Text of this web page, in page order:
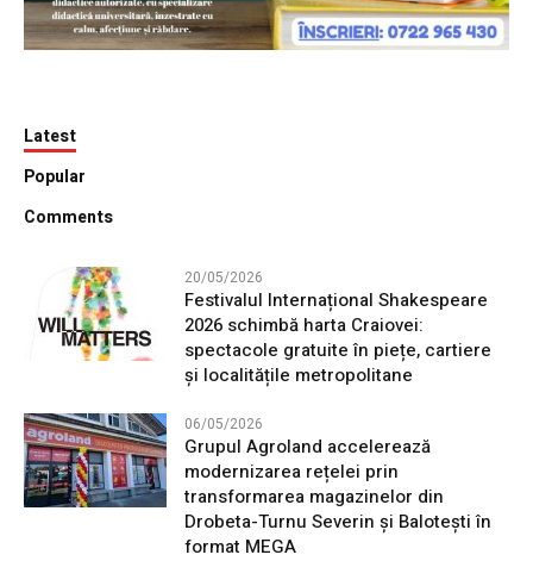
Latest
Popular
Comments
20/05/2026
Festivalul Internațional Shakespeare
2026 schimbă harta Craiovei:
spectacole gratuite în piețe, cartiere
și localitățile metropolitane
06/05/2026
Grupul Agroland accelerează
modernizarea rețelei prin
transformarea magazinelor din
Drobeta-Turnu Severin și Balotești în
format MEGA